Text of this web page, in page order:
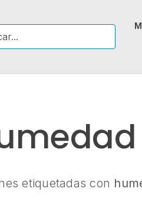
etiquetadas con